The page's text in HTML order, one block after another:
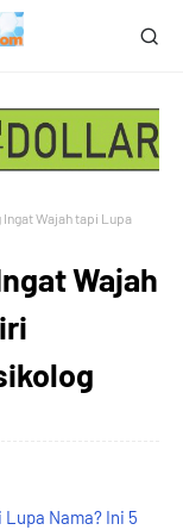
Ingat Wajah tapi Lupa
Wajah
Nama? Ini 5